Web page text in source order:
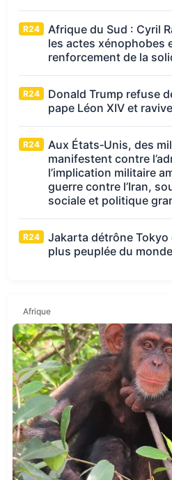
R24
Afrique du Sud : Cyril
les actes xénophobes
renforcement de la
R24
Donald Trump refuse
pape Léon XIV et
R24
Aux États‑Unis, des
manifestent contre
l’implication militaire
guerre contre l’Iran,
sociale et politique
R24
Jakarta détrône Tokyo
plus peuplée du monde
Afrique